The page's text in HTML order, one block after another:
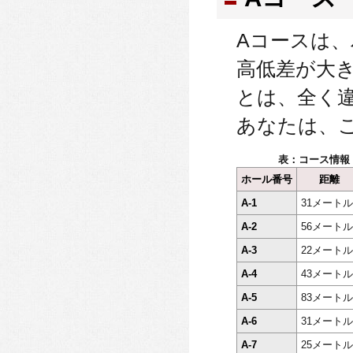
Aコースは
高低差が大
とは、全く
あなたは、
表：コース情報
ホール番号
距離
A-1
31メートル
A-2
56メートル
A-3
22メートル
A-4
43メートル
A-5
83メートル
A-6
31メートル
A-7
25メートル